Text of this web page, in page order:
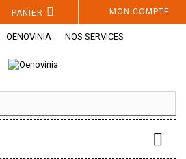
MON COMPTE
PANIER
OENOVINIA NOS SERVICES